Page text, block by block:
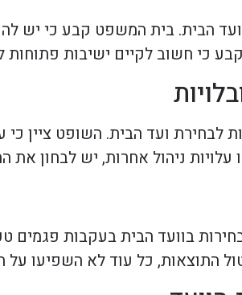
הבית. בית המשפט קבע כי יש
כי חשוב לקיים ישיבות
ועד הבית. השופט ציין כי
ניהול אחרות, יש לבחון את
בוועד הבית בעקבות פגמים
התוצאות, כל עוד לא השפיעו